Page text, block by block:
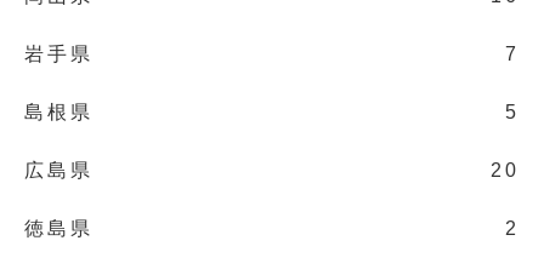
岩手県 7
島根県 5
広島県 20
徳島県 2